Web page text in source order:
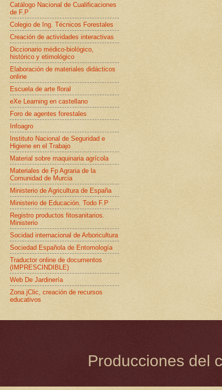
Catálogo Nacional de Cualificaciones
de F.P
Colegio de Ing. Técnicos Forestales
Creación de actividades interactivas
Diccionario médico-biológico,
histórico y etimológico
Elaboración de materiales didácticos
online
Escuela de arte floral
eXe Learning en castellano
Foro de agentes forestales
Infoagro
Instituto Nacional de Seguridad e
Higiene en el Trabajo
Material sobre maquinaria agrícola
Materiales de Fp Agraria de la
Comunidad de Murcia
Ministerio de Agricultura de España
Ministerio de Educación. Todo F.P
Registro productos fitosanitarios.
Ministerio
Socidad internacional de Arboricultura
Sociedad Española de Entomología
Traductor online de documentos
(IMPRESCINDIBLE)
Web De Jardinería
Zona jClic, creación de recursos
educativos
Producciones del